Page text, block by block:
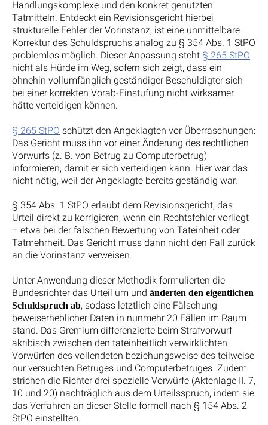
Handlungskomplexe und den konkret genutzten
Tatmitteln. Entdeckt ein Revisionsgericht hierbei
strukturelle Fehler der Vorinstanz, ist eine unmittelbare
Korrektur des Schuldspruchs analog zu § 354 Abs. 1 StPO
problemlos möglich. Dieser Anpassung steht § 265 StPO
nicht als Hürde im Weg, sofern sich zeigt, dass ein
ohnehin vollumfänglich geständiger Beschuldigter sich
bei einer korrekten Vorab-Einstufung nicht wirksamer
hätte verteidigen können.
§ 265 StPO schützt den Angeklagten vor Überraschungen:
Das Gericht muss ihn vor einer Änderung des rechtlichen
Vorwurfs (z. B. von Betrug zu Computerbetrug)
informieren, damit er sich verteidigen kann. Hier war das
nicht nötig, weil der Angeklagte bereits geständig war.
§ 354 Abs. 1 StPO erlaubt dem Revisionsgericht, das
Urteil direkt zu korrigieren, wenn ein Rechtsfehler vorliegt
– etwa bei der falschen Bewertung von Tateinheit oder
Tatmehrheit. Das Gericht muss dann nicht den Fall zurück
an die Vorinstanz verweisen.
Unter Anwendung dieser Methodik formulierten die
Bundesrichter das Urteil um und änderten den eigentlichen
Schuldspruch ab, sodass letztlich eine Fälschung
beweiserheblicher Daten in nunmehr 20 Fällen im Raum
stand. Das Gremium differenzierte beim Strafvorwurf
akribisch zwischen den tateinheitlich verwirklichten
Vorwürfen des vollendeten beziehungsweise des teilweise
nur versuchten Betruges und Computerbetruges. Zudem
strichen die Richter drei spezielle Vorwürfe (Aktenlage II. 7,
10 und 20) nachträglich aus dem Urteilsspruch, indem sie
das Verfahren an dieser Stelle formell nach § 154 Abs. 2
StPO einstellten.